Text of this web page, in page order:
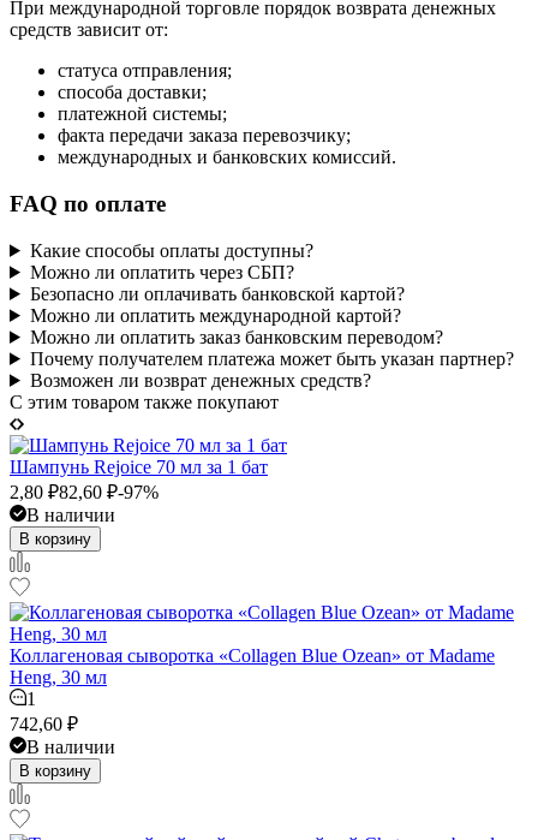
При международной торговле порядок возврата денежных
средств зависит от:
статуса отправления;
способа доставки;
платежной системы;
факта передачи заказа перевозчику;
международных и банковских комиссий.
FAQ по оплате
Какие способы оплаты доступны?
Можно ли оплатить через СБП?
Безопасно ли оплачивать банковской картой?
Можно ли оплатить международной картой?
Можно ли оплатить заказ банковским переводом?
Почему получателем платежа может быть указан партнер?
Возможен ли возврат денежных средств?
C этим товаром также покупают
Шампунь Rejoice 70 мл за 1 бат
2,80 ₽82,60 ₽-97%
В наличии
В корзину
Коллагеновая сыворотка «Collagen Blue Ozean» от Madame
Heng, 30 мл
1
742,60 ₽
В наличии
В корзину